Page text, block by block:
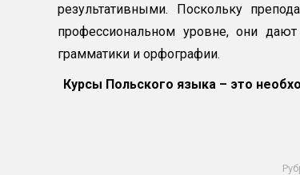
результативными. Поскольку
профессиональном уровне, они
грамматики и орфографии.
Курсы Польского языка – это